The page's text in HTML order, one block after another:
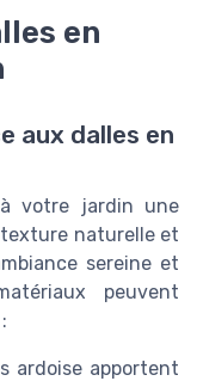
en
aux dalles en
votre jardin une
naturelle et
sereine et
peuvent
ardoise apportent